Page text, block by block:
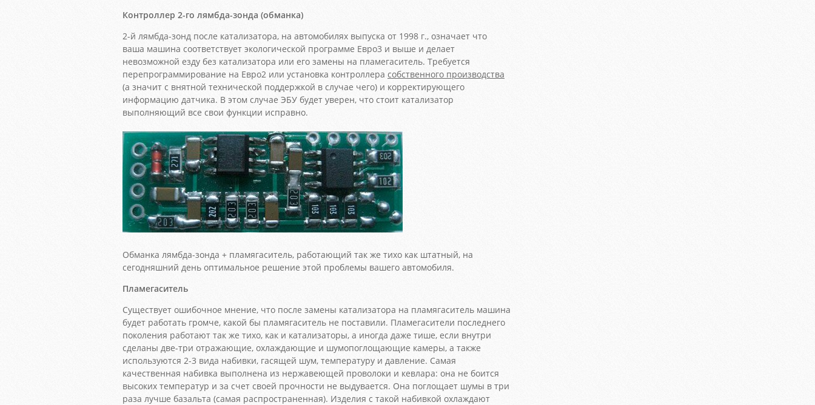
Контроллер 2-го лямбда-зонда (обманка)
2-й лямбда-зонд после катализатора, на автомобилях выпуска от 1998 г., означает что
ваша машина соответствует экологической программе Евро3 и выше и делает
невозможной езду без катализатора или его замены на пламегаситель. Требуется
перепрограммирование на Евро2 или установка контроллера собственного производства
(а значит с внятной технической поддержкой в случае чего) и корректирующего
информацию датчика. В этом случае ЭБУ будет уверен, что стоит катализатор
выполняющий все свои функции исправно.
Обманка лямбда-зонда + пламягаситель, работающий так же тихо как штатный, на
сегодняшний день оптимальное решение этой проблемы вашего автомобиля.
Пламегаситель
Существует ошибочное мнение, что после замены катализатора на пламягаситель машина
будет работать громче, какой бы пламягаситель не поставили. Пламегасители последнего
поколения работают так же тихо, как и катализаторы, а иногда даже тише, если внутри
сделаны две-три отражающие, охлаждающие и шумопоглощающие камеры, а также
используются 2-3 вида набивки, гасящей шум, температуру и давление. Самая
качественная набивка выполнена из нержавеющей проволоки и кевлара: она не боится
высоких температур и за счет своей прочности не выдувается. Она поглощает шумы в три
раза лучше базальта (самая распространенная). Изделия с такой набивкой охлаждают